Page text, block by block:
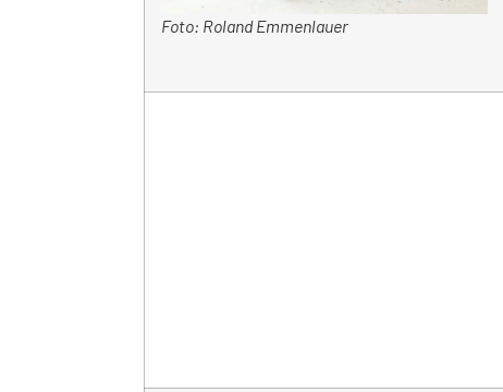
Foto: Roland Emmenlauer